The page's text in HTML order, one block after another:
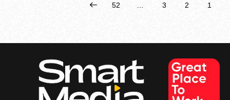
1
2
3
52